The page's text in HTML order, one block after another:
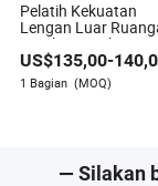
Pelatih Kekuatan
Lengan Luar
Peralatan Kebugaran
Latihan Tubuh
Atas untuk
Taman
US$135,00-
1 Bagian (MOQ)
— Silakan